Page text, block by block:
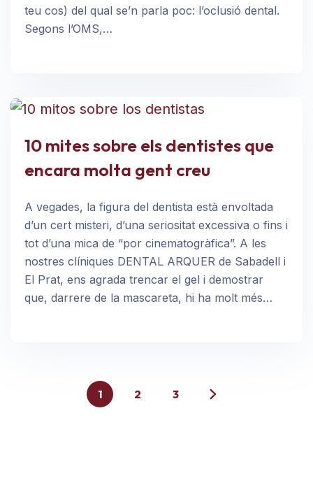
teu cos) del qual se’n parla poc: l’oclusió dental.
Segons l’OMS,…
10 mites sobre els dentistes que
encara molta gent creu
A vegades, la figura del dentista està envoltada
d’un cert misteri, d’una seriositat excessiva o fins i
tot d’una mica de “por cinematogràfica”. A les
nostres clíniques DENTAL ARQUER de Sabadell i
El Prat, ens agrada trencar el gel i demostrar
que, darrere de la mascareta, hi ha molt més…
1 2 3